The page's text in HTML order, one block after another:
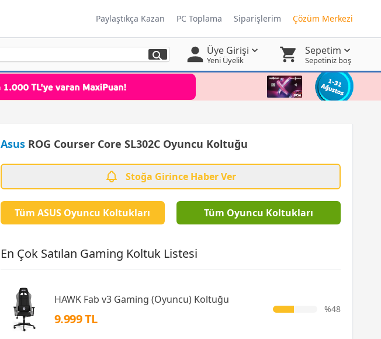
Paylaştıkça Kazan PC Toplama Siparişlerim Çözüm Merkezi
Üye Girişi
Yeni Üyelik
Sepetim
Sepetiniz boş
AsusROG Courser Core SL302C Oyuncu Koltuğu
Stoğa Girince Haber Ver
Tüm ASUS Oyuncu Koltukları Tüm Oyuncu Koltukları
En Çok Satılan Gaming Koltuk Listesi
HAWK Fab v3 Gaming (Oyuncu) Koltuğu
9.999 TL
%48